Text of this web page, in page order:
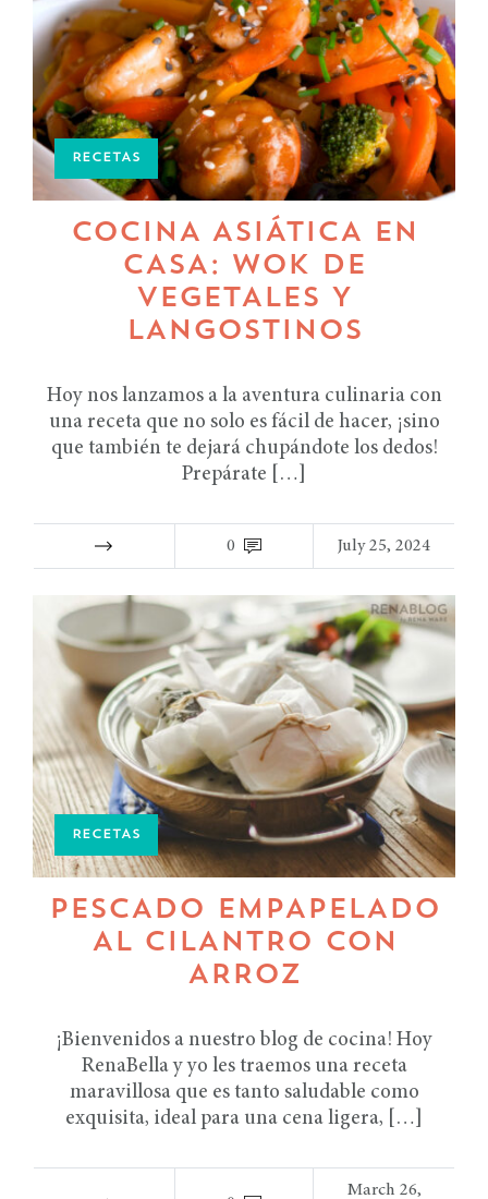
RECETAS
COCINA ASIÁTICA EN
CASA: WOK DE
VEGETALES Y
LANGOSTINOS
Hoy nos lanzamos a la aventura culinaria con
una receta que no solo es fácil de hacer, ¡sino
que también te dejará chupándote los dedos!
Prepárate […]
0 July 25, 2024
RECETAS
PESCADO EMPAPELADO
AL CILANTRO CON
ARROZ
¡Bienvenidos a nuestro blog de cocina! Hoy
RenaBella y yo les traemos una receta
maravillosa que es tanto saludable como
exquisita, ideal para una cena ligera, […]
March 26,